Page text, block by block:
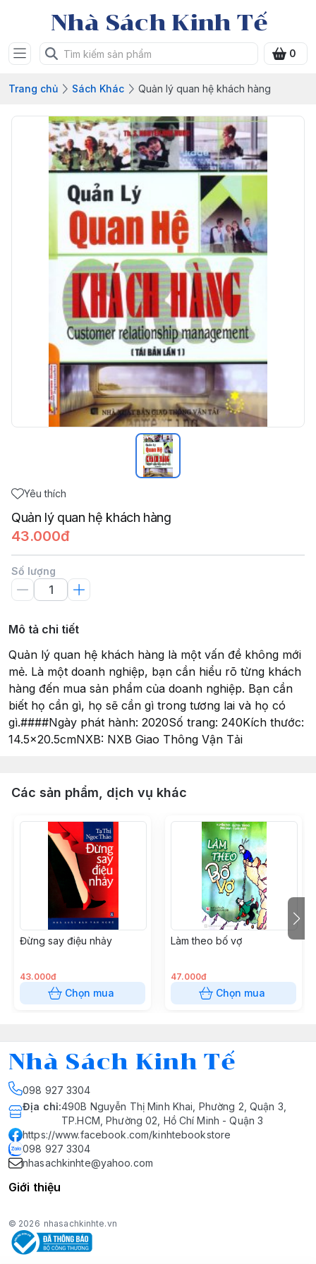
Nhà Sách Kinh Tế
0
Trang chủ Sách Khác Quản lý quan hệ khách hàng
Yêu thích
Quản lý quan hệ khách hàng
43.000đ
Số lượng
Mô tả chi tiết
Quản lý quan hệ khách hàng là một vấn đề không mới
mẻ. Là một doanh nghiệp, bạn cần hiểu rõ từng khách
hàng đến mua sản phẩm của doanh nghiệp. Bạn cần
biết họ cần gì, họ sẽ cần gì trong tương lai và họ có
gì.####Ngày phát hành: 2020Số trang: 240Kích thước:
14.5x20.5cmNXB: NXB Giao Thông Vận Tải
Các sản phẩm, dịch vụ khác
Đừng say điệu nhảy
43.000đ
Chọn mua
Làm theo bố vợ
47.000đ
Chọn mua
Nhà Sách Kinh Tế
098 927 3304
Địa chỉ:490B Nguyễn Thị Minh Khai, Phường 2, Quận 3,
TP.HCM, Phường 02, Hồ Chí Minh - Quận 3
https://www.facebook.com/kinhtebookstore
098 927 3304
nhasachkinhte@yahoo.com
Giới thiệu
© 2026 nhasachkinhte.vn